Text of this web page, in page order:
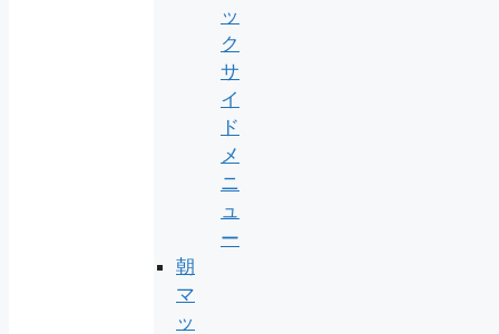
ッ
ク
サ
イ
ド
メ
ニ
ュ
ー
朝
マ
ッ